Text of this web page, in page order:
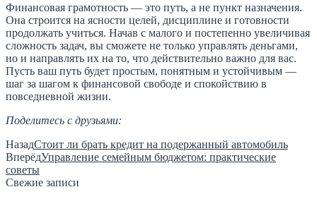
Финансовая грамотность — это путь, а не пункт назначения.
Она строится на ясности целей, дисциплине и готовности
продолжать учиться. Начав с малого и постепенно увеличивая
сложность задач, вы сможете не только управлять деньгами,
но и направлять их на то, что действительно важно для вас.
Пусть ваш путь будет простым, понятным и устойчивым —
шаг за шагом к финансовой свободе и спокойствию в
повседневной жизни.
Поделитесь с друзьями:
НазадСтоит ли брать кредит на подержанный автомобиль
ВперёдУправление семейным бюджетом: практические
советы
Свежие записи